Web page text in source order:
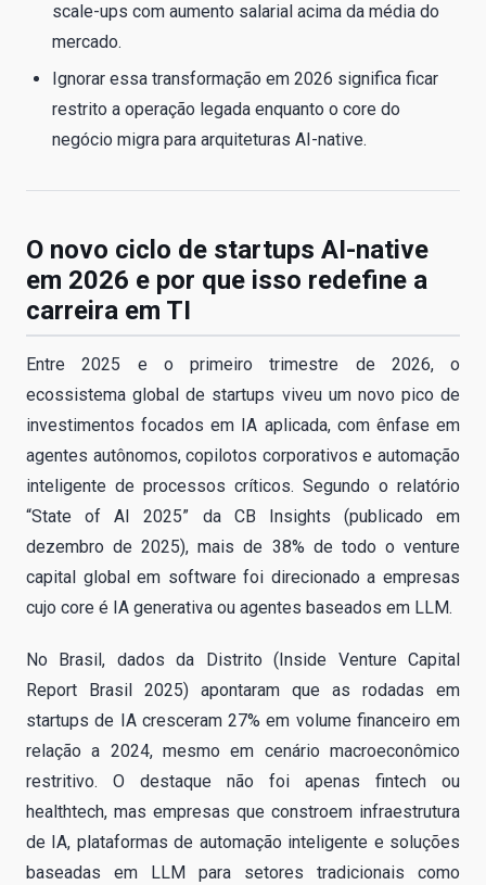
scale-ups com aumento salarial acima da média do
mercado.
Ignorar essa transformação em 2026 significa ficar
restrito a operação legada enquanto o core do
negócio migra para arquiteturas AI-native.
O novo ciclo de startups AI-native
em 2026 e por que isso redefine a
carreira em TI
Entre 2025 e o primeiro trimestre de 2026, o
ecossistema global de startups viveu um novo pico de
investimentos focados em IA aplicada, com ênfase em
agentes autônomos, copilotos corporativos e automação
inteligente de processos críticos. Segundo o relatório
“State of AI 2025” da CB Insights (publicado em
dezembro de 2025), mais de 38% de todo o venture
capital global em software foi direcionado a empresas
cujo core é IA generativa ou agentes baseados em LLM.
No Brasil, dados da Distrito (Inside Venture Capital
Report Brasil 2025) apontaram que as rodadas em
startups de IA cresceram 27% em volume financeiro em
relação a 2024, mesmo em cenário macroeconômico
restritivo. O destaque não foi apenas fintech ou
healthtech, mas empresas que constroem infraestrutura
de IA, plataformas de automação inteligente e soluções
baseadas em LLM para setores tradicionais como